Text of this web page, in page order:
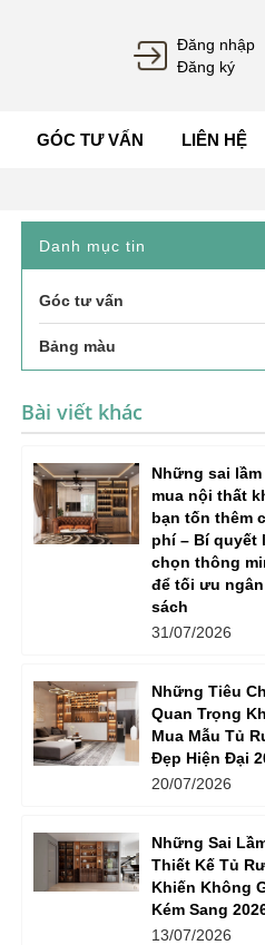
Đăng nhập
Đăng ký
GÓC TƯ VẤN LIÊN HỆ
Danh mục tin
Góc tư vấn
Bảng màu
Bài viết khác
Những sai lầm
mua nội thất
bạn tốn thêm
phí – Bí quyết
chọn thông
để tối ưu ngân
sách
31/07/2026
Những Tiêu
Quan Trọng
Mua Mẫu Tủ
Đẹp Hiện Đại
20/07/2026
Những Sai
Thiết Kế Tủ
Khiến Không
Kém Sang
13/07/2026